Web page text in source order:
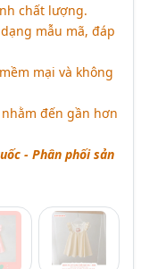
chất lượng.
mẫu mã, đáp
mại và không
đến gần hơn
- Phân phối sản